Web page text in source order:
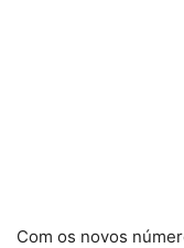
Com os novos